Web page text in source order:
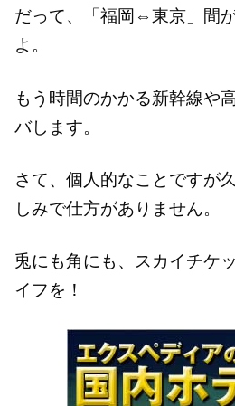
だって、「福岡⇔東京」間
よ。
もう時間のかかる新幹線や
バします。
さて、個人的なことですが
しみで仕方がありません。
兎にも角にも、スカイチケ
イフを！